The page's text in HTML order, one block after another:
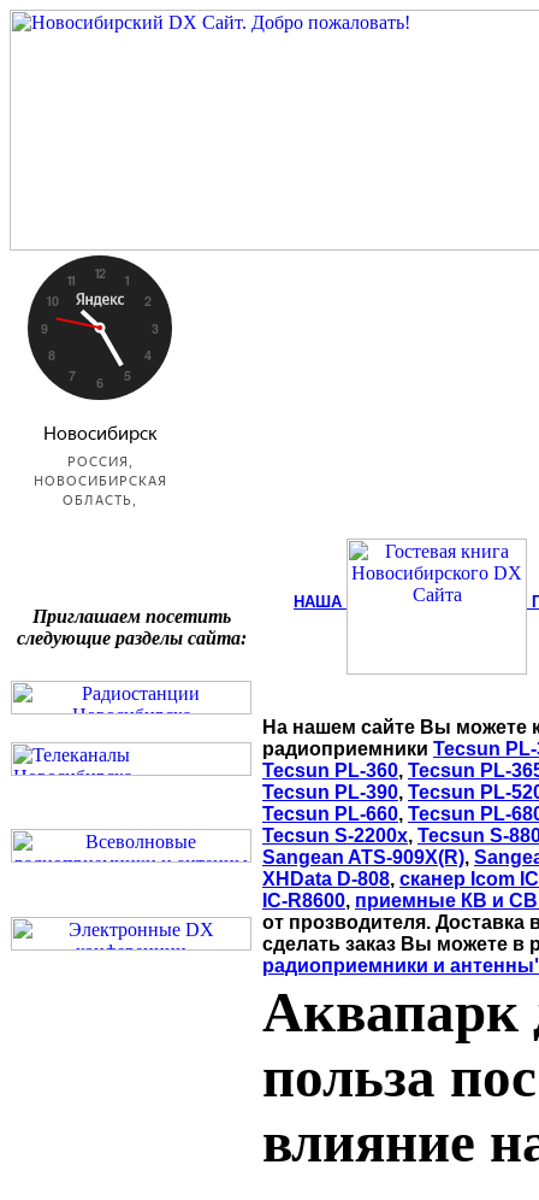
Приглашаем посетить
следующие разделы сайта:
НАША
На нашем сайте Вы можете
радиоприемники Tecsun PL-
Tecsun PL-360, Tecsun PL-
Tecsun PL-390, Tecsun PL-
Tecsun PL-660, Tecsun PL-
Tecsun S-2200x, Tecsun S-
Sangean ATS-909X(R),
XHData D-808, сканер Icom
IC-R8600, приемные КВ и
от прозводителя.
сделать заказ Вы можете в
радиоприемники и
Аквапарк
польза
влияние